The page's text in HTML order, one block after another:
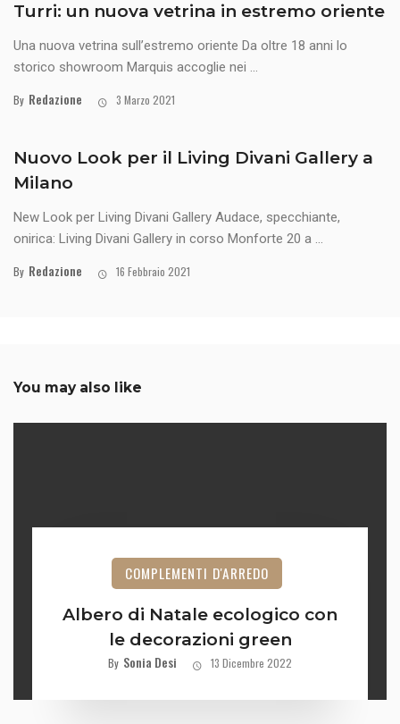
Turri: un nuova vetrina in estremo oriente
Una nuova vetrina sull’estremo oriente Da oltre 18 anni lo
storico showroom Marquis accoglie nei ...
By Redazione 3 Marzo 2021
Nuovo Look per il Living Divani Gallery a
Milano
New Look per Living Divani Gallery Audace, specchiante,
onirica: Living Divani Gallery in corso Monforte 20 a ...
By Redazione 16 Febbraio 2021
You may also like
COMPLEMENTI D'ARREDO
Albero di Natale ecologico con
le decorazioni green
By Sonia Desi 13 Dicembre 2022